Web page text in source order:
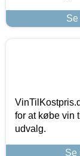
for at købe vin
udvalg.
Se